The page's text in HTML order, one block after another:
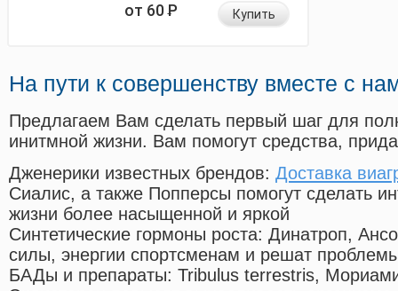
от 60Р Купить
На пути к совершенству вместе с
Предлагаем Вам сделать первый шаг для
инитмной жизни. Вам помогут средства,
Дженерики известных брендов: Доставка
Сиалис, а также Попперсы помогут сделать
жизни более насыщенной и яркой
Синтетические гормоны роста: Динатроп,
силы, энергии спортсменам и решат
БАДы и препараты: Tribulus terrestris,